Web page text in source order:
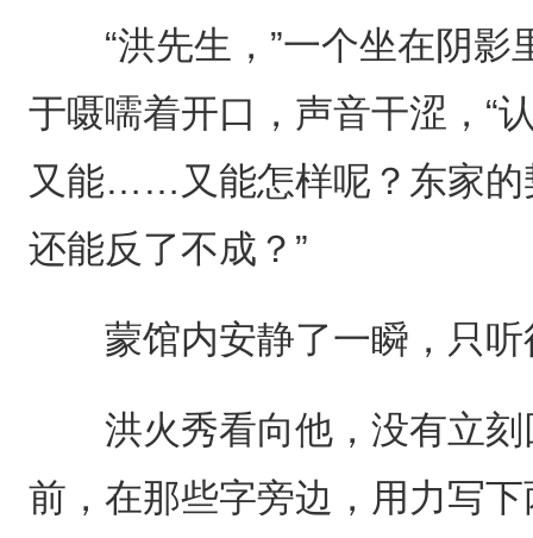
“洪先生，”一个坐在阴影
于嗫嚅着开口，声音干涩，“
又能……又能怎样呢？东家
还能反了不成？”
蒙馆内安静了一瞬，只听
洪火秀看向他，没有立刻
前，在那些字旁边，用力写